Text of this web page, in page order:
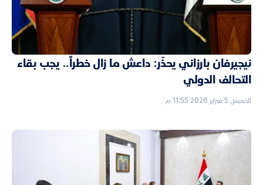
نيجيرفان بارزاني يحذّر: داعش ما زال خطراً.. يجب بقاء
التحالف الدولي
الخميس 5 فبراير 2026 11:55 م